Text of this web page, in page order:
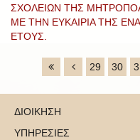
ΣΧΟΛΕΙΩΝ ΤΗΣ
ΜΕ ΤΗΝ ΕΥΚΑΙΡΙΑ ΤΗΣ
ΕΤΟΥΣ.
29 30
ΔΙΟΙΚΗΣΗ
ΥΠΗΡΕΣΙΕΣ